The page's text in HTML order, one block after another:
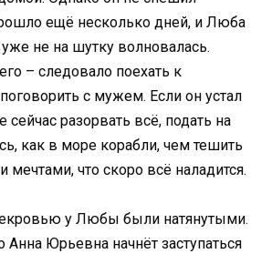
ещё несколько дней, и Люба
не на шутку волновалась.
– следовало поехать к
с мужем. Если он устал
сейчас разорвать всё, подать на
как в море корабли, чем тешить
что скоро всё наладится.
у Любы были натянутыми.
Анна Юрьевна начнёт заступаться